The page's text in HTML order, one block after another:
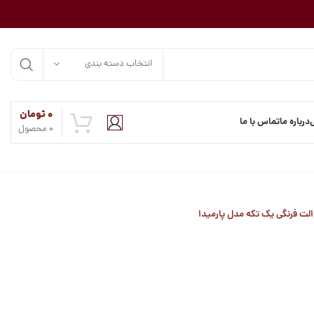
انتخاب دسته بندی
درباره ماتماس با ما 0 محصول
۰تومان
فرنگی یک تکه مدل پارمیدا